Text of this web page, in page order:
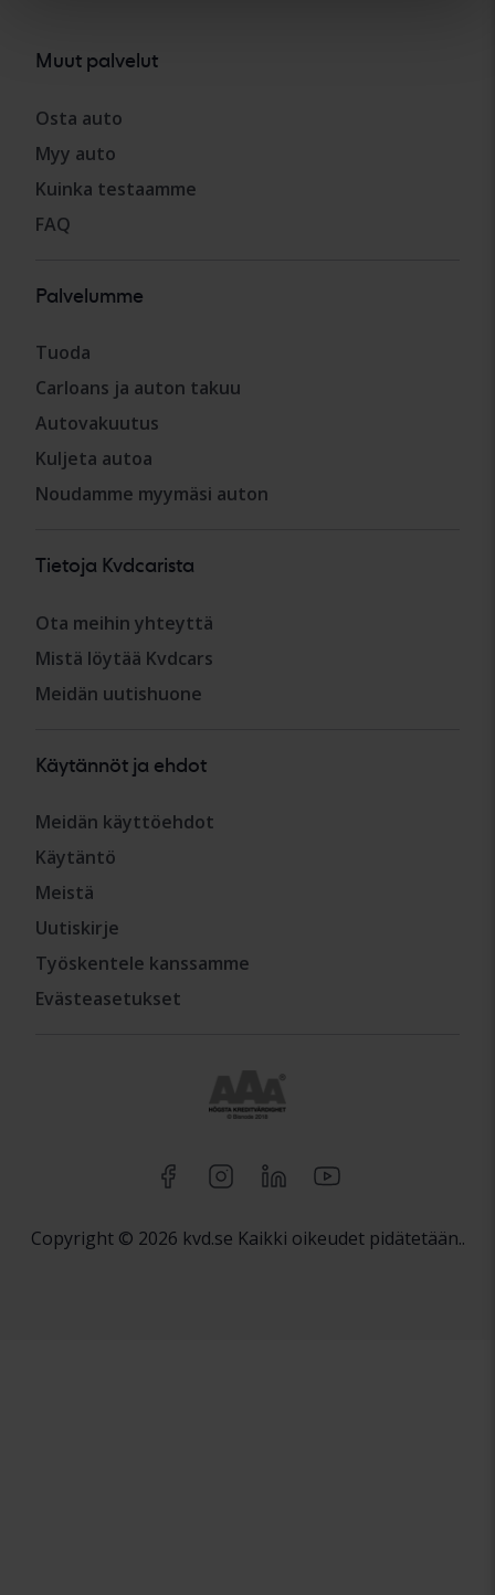
Muut palvelut
Osta auto
Myy auto
Kuinka testaamme
FAQ
Palvelumme
Tuoda
Carloans ja auton takuu
Autovakuutus
Kuljeta autoa
Noudamme myymäsi auton
Tietoja Kvdcarista
Ota meihin yhteyttä
Mistä löytää Kvdcars
Meidän uutishuone
Käytännöt ja ehdot
Meidän käyttöehdot
Käytäntö
Meistä
Uutiskirje
Työskentele kanssamme
Evästeasetukset
Copyright © 2026 kvd.se Kaikki oikeudet pidätetään..